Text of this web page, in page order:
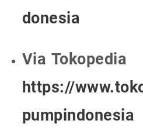
donesia
Via Tokopedia
https://
pumpindonesia